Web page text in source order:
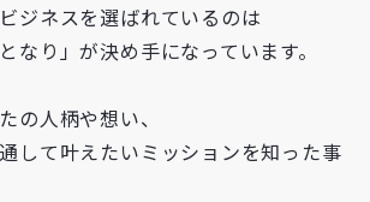
ジネスを選ばれているのは
なり」が決め手になっています。
の人柄や想い、
して叶えたいミッションを知った事